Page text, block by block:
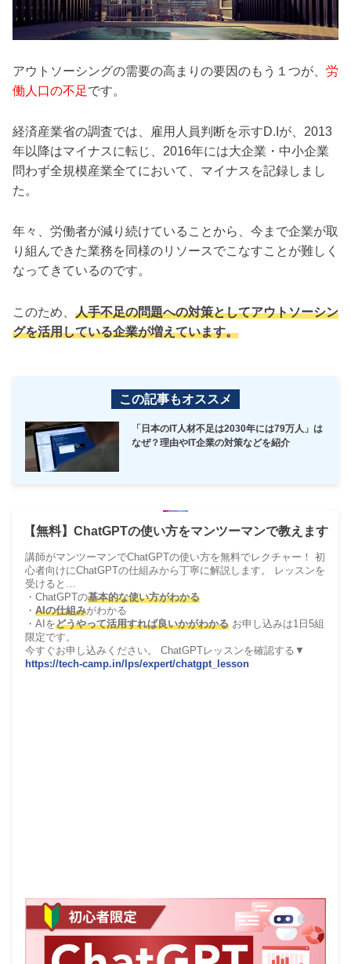
アウトソーシングの需要の高まりの要因のもう１つが、 労
働人口の不足です。
経済産業省の調査では、雇用人員判断を示すD.Iが、2013
年以降はマイナスに転じ、2016年には大企業・中小企業
問わず全規模産業全てにおいて、マイナスを記録しまし
た。
年々、労働者が減り続けていることから、今まで企業が取
り組んできた業務を同様のリソースでこなすことが難しく
なってきているのです。
このため、 人手不足の問題への対策としてアウトソーシン
グを活用している企業が増えています。
この記事もオススメ
「日本のIT人材不足は2030年には79万人」は
なぜ？理由やIT企業の対策などを紹介
【無料】ChatGPTの使い方をマンツーマンで教えます
講師がマンツーマンでChatGPTの使い方を無料でレクチャー！ 初
心者向けにChatGPTの仕組みから丁寧に解説します。 レッスンを
受けると…
・ChatGPTの基本的な使い方がわかる
・ AIの仕組みがわかる
・AIをどうやって活用すれば良いかがわかる お申し込みは1日5組
限定です。
今すぐお申し込みください。 ChatGPTレッスンを確認する▼
https://tech-camp.in/lps/expert/chatgpt_lesson